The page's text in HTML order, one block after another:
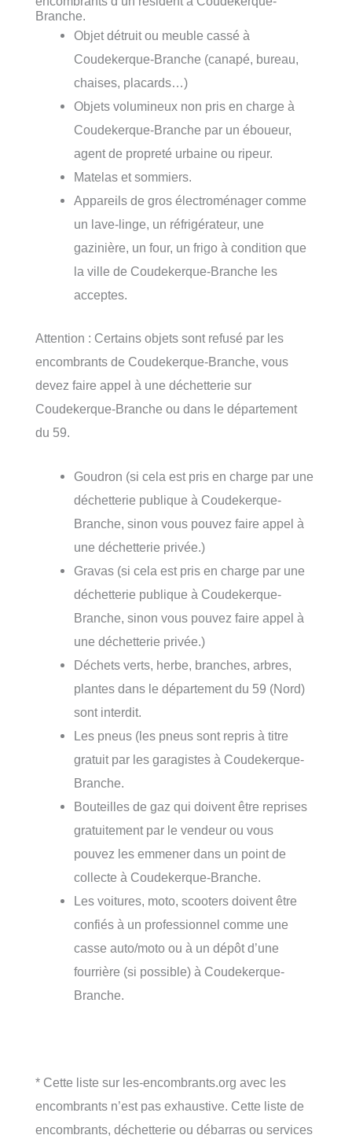
Branche.
Objet détruit ou meuble cassé à
Coudekerque-Branche (canapé, bureau,
chaises, placards…)
Objets volumineux non pris en charge à
Coudekerque-Branche par un éboueur,
agent de propreté urbaine ou ripeur.
Matelas et sommiers.
Appareils de gros électroménager comme
un lave-linge, un réfrigérateur, une
gazinière, un four, un frigo à condition que
la ville de Coudekerque-Branche les
acceptes.
Attention : Certains objets sont refusé par les
encombrants de Coudekerque-Branche, vous
devez faire appel à une déchetterie sur
Coudekerque-Branche ou dans le département
du 59.
Goudron (si cela est pris en charge par une
déchetterie publique à Coudekerque-
Branche, sinon vous pouvez faire appel à
une déchetterie privée.)
Gravas (si cela est pris en charge par une
déchetterie publique à Coudekerque-
Branche, sinon vous pouvez faire appel à
une déchetterie privée.)
Déchets verts, herbe, branches, arbres,
plantes dans le département du 59 (Nord)
sont interdit.
Les pneus (les pneus sont repris à titre
gratuit par les garagistes à Coudekerque-
Branche.
Bouteilles de gaz qui doivent être reprises
gratuitement par le vendeur ou vous
pouvez les emmener dans un point de
collecte à Coudekerque-Branche.
Les voitures, moto, scooters doivent être
confiés à un professionnel comme une
casse auto/moto ou à un dépôt d’une
fourrière (si possible) à Coudekerque-
Branche.
* Cette liste sur les-encombrants.org avec les
encombrants n’est pas exhaustive. Cette liste de
encombrants, déchetterie ou débarras ou services